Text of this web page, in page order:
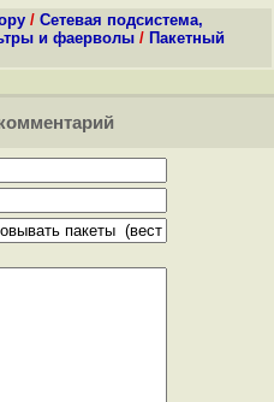
/ Сетевая подсистема,
и фаерволы / Пакетный